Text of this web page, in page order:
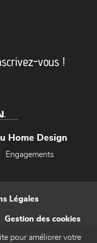
vous !
Home Design
Engagements
Légales
Gestion des cookies
pour améliorer votre